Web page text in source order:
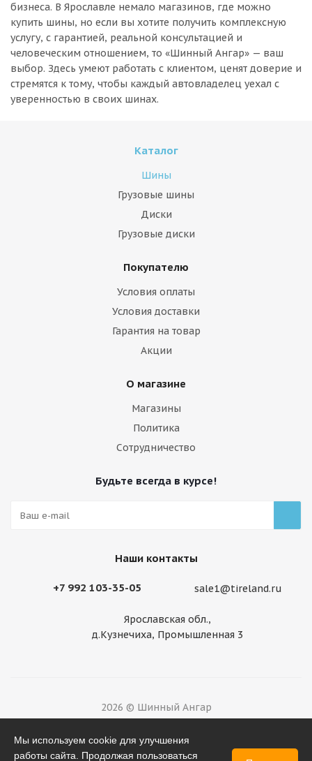
бизнеса. В Ярославле немало магазинов, где можно
купить шины, но если вы хотите получить комплексную
услугу, с гарантией, реальной консультацией и
человеческим отношением, то «Шинный Ангар» — ваш
выбор. Здесь умеют работать с клиентом, ценят доверие и
стремятся к тому, чтобы каждый автовладелец уехал с
уверенностью в своих шинах.
Каталог
Шины
Грузовые шины
Диски
Грузовые диски
Покупателю
Условия оплаты
Условия доставки
Гарантия на товар
Акции
О магазине
Магазины
Политика
Сотрудничество
Будьте всегда в курсе!
Наши контакты
+7 992 103-35-05 sale1@tireland.ru
Ярославская обл.,
д.Кузнечиха, Промышленная 3
2026 © Шинный Ангар
Мы используем cookie для улучшения
работы сайта. Продолжая пользоваться